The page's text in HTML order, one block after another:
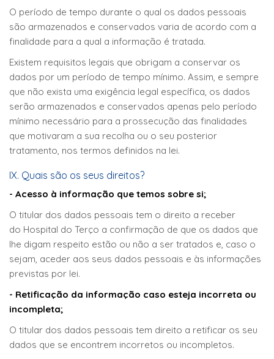
O período de tempo durante o qual os dados pessoais
são armazenados e conservados varia de acordo com a
finalidade para a qual a informação é tratada.
Existem requisitos legais que obrigam a conservar os
dados por um período de tempo mínimo. Assim, e sempre
que não exista uma exigência legal específica, os dados
serão armazenados e conservados apenas pelo período
mínimo necessário para a prossecução das finalidades
que motivaram a sua recolha ou o seu posterior
tratamento, nos termos definidos na lei.
IX. Quais são os seus direitos?
- Acesso à informação que temos sobre si;
O titular dos dados pessoais tem o direito a receber
do Hospital do Terço a confirmação de que os dados que
lhe digam respeito estão ou não a ser tratados e, caso o
sejam, aceder aos seus dados pessoais e às informações
previstas por lei.
- Retificação da informação caso esteja incorreta ou
incompleta;
O titular dos dados pessoais tem direito a retificar os seu
dados que se encontrem incorretos ou incompletos.